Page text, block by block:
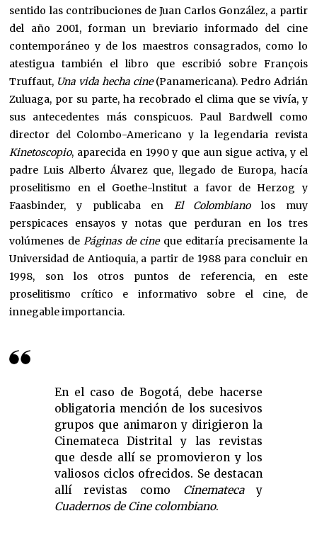
sentido las contribuciones de Juan Carlos González, a partir
del año 2001, forman un breviario informado del cine
contemporáneo y de los maestros consagrados, como lo
atestigua también el libro que escribió sobre François
Truffaut, Una vida hecha cine(Panamericana). Pedro Adrián
Zuluaga, por su parte, ha recobrado el clima que se vivía, y
sus antecedentes más conspicuos. Paul Bardwell como
director del Colombo-Americano y la legendaria revista
Kinetoscopio, aparecida en 1990 y que aun sigue activa, y el
padre Luis Alberto Álvarez que, llegado de Europa, hacía
proselitismo en el Goethe-lnstitut a favor de Herzog y
Faasbinder, y publicaba en El Colombianolos muy
perspicaces ensayos y notas que perduran en los tres
volúmenes de Páginas de cineque editaría precisamente la
Universidad de Antioquia, a partir de 1988 para concluir en
1998, son los otros puntos de referencia, en este
proselitismo crítico e informativo sobre el cine, de
innegable importancia.
En el caso de Bogotá, debe hacerse
obligatoria mención de los sucesivos
grupos que animaron y dirigieron la
Cinemateca Distrital y las revistas
que desde allí se promovieron y los
valiosos ciclos ofrecidos. Se destacan
allí revistas como Cinematecay
Cuadernos de Cine colombiano.